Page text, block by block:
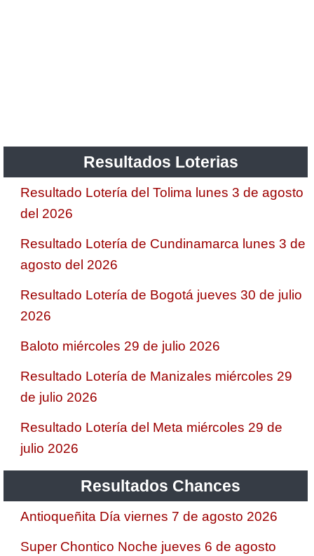
Resultados Loterias
Resultado Lotería del Tolima lunes 3 de agosto
del 2026
Resultado Lotería de Cundinamarca lunes 3 de
agosto del 2026
Resultado Lotería de Bogotá jueves 30 de julio
2026
Baloto miércoles 29 de julio 2026
Resultado Lotería de Manizales miércoles 29
de julio 2026
Resultado Lotería del Meta miércoles 29 de
julio 2026
Resultados Chances
Antioqueñita Día viernes 7 de agosto 2026
Super Chontico Noche jueves 6 de agosto